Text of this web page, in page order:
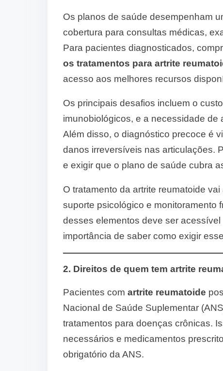
Os planos de saúde desempenham
cobertura para consultas médicas,
Para pacientes diagnosticados,
os tratamentos para artrite
acesso aos melhores recursos
Os principais desafios incluem o
imunobiológicos, e a necessidade de
Além disso, o diagnóstico precoce é
danos irreversíveis nas articulações.
e exigir que o plano de saúde cubra
O tratamento da artrite reumatoide
suporte psicológico e monitoramento
desses elementos deve ser
importância de saber como exigir
2. Direitos de quem tem artrite
Pacientes com artrite reumatoide
Nacional de Saúde Suplementar
tratamentos para doenças crônicas.
necessários e medicamentos
obrigatório da ANS.